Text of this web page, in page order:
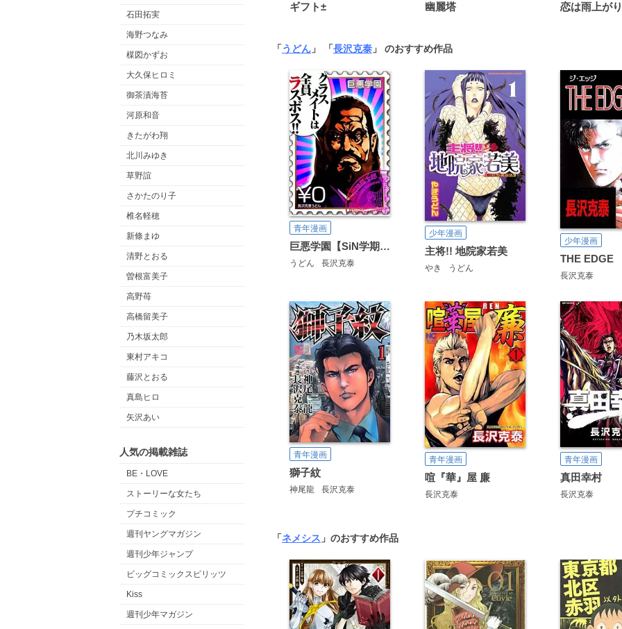
石田拓実
海野つなみ
楳図かずお
大久保ヒロミ
御茶漬海苔
河原和音
きたがわ翔
北川みゆき
草野誼
さかたのり子
椎名軽穂
新條まゆ
清野とおる
曽根富美子
高野苺
高橋留美子
乃木坂太郎
東村アキコ
藤沢とおる
真島ヒロ
矢沢あい
人気の掲載雑誌
BE・LOVE
ストーリーな女たち
プチコミック
週刊ヤングマガジン
週刊少年ジャンプ
ビッグコミックスピリッツ
Kiss
週刊少年マガジン
ギフト± 幽麗塔
「うどん 」 「長沢克泰 」 のおすすめ作品
青年漫画
巨悪学園【SiN学期】 分冊版
うどん 長沢克泰
少年漫画
主将!! 地院家若美
やき うどん
少年漫画
THE EDGE
長沢克泰
青年漫画
獅子紋
神尾龍 長沢克泰
青年漫画
喧『華』屋 廉
長沢克泰
青年漫画
真田幸村
長沢克泰
「ネメシス 」のおすすめ作品